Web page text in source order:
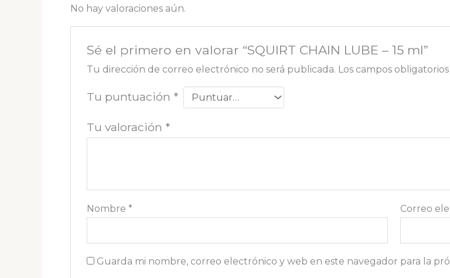
No hay valoraciones aún.
Sé el primero en valorar “SQUIRT CHAIN LUBE – 15 ml”
Tu dirección de correo electrónico no será publicada. Los campos
Tu puntuación *
Tu valoración *
Nombre * Correo
Guarda mi nombre, correo electrónico y web en este navegador para la